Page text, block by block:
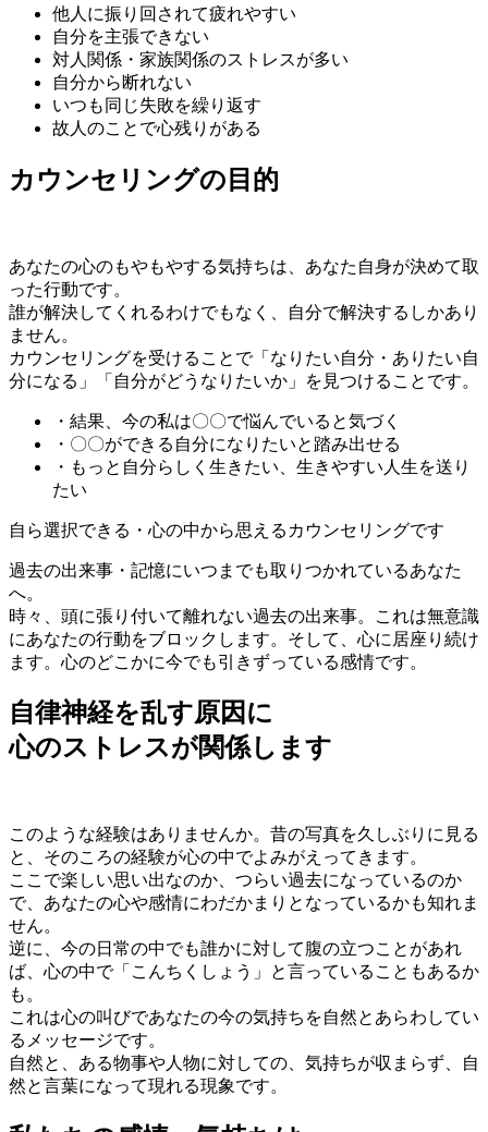
他人に振り回されて疲れやすい
自分を主張できない
対人関係・家族関係のストレスが多い
自分から断れない
いつも同じ失敗を繰り返す
故人のことで心残りがある
カウンセリングの目的
あなたの心のもやもやする気持ちは、あなた自身が決めて取
った行動です。
誰が解決してくれるわけでもなく、自分で解決するしかあり
ません。
カウンセリングを受けることで「なりたい自分・ありたい自
分になる」「自分がどうなりたいか」を見つけることです。
・結果、今の私は〇〇で悩んでいると気づく
・〇〇ができる自分になりたいと踏み出せる
・もっと自分らしく生きたい、生きやすい人生を送り
たい
自ら選択できる・心の中から思えるカウンセリングです
過去の出来事・記憶にいつまでも取りつかれているあなた
へ。
時々、頭に張り付いて離れない過去の出来事。これは無意識
にあなたの行動をブロックします。そして、心に居座り続け
ます。心のどこかに今でも引きずっている感情です。
自律神経を乱す原因に
心のストレスが関係します
このような経験はありませんか。昔の写真を久しぶりに見る
と、そのころの経験が心の中でよみがえってきます。
ここで楽しい思い出なのか、つらい過去になっているのか
で、あなたの心や感情にわだかまりとなっているかも知れま
せん。
逆に、今の日常の中でも誰かに対して腹の立つことがあれ
ば、心の中で「こんちくしょう」と言っていることもあるか
も。
これは心の叫びであなたの今の気持ちを自然とあらわしてい
るメッセージです。
自然と、ある物事や人物に対しての、気持ちが収まらず、自
然と言葉になって現れる現象です。